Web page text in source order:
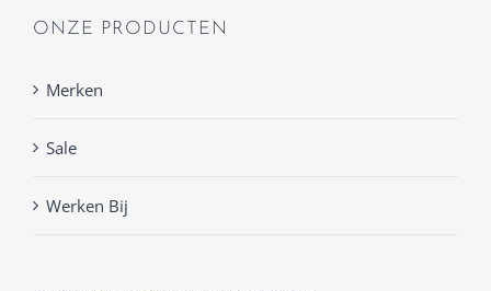
ONZE PRODUCTEN
Merken
Sale
Werken Bij